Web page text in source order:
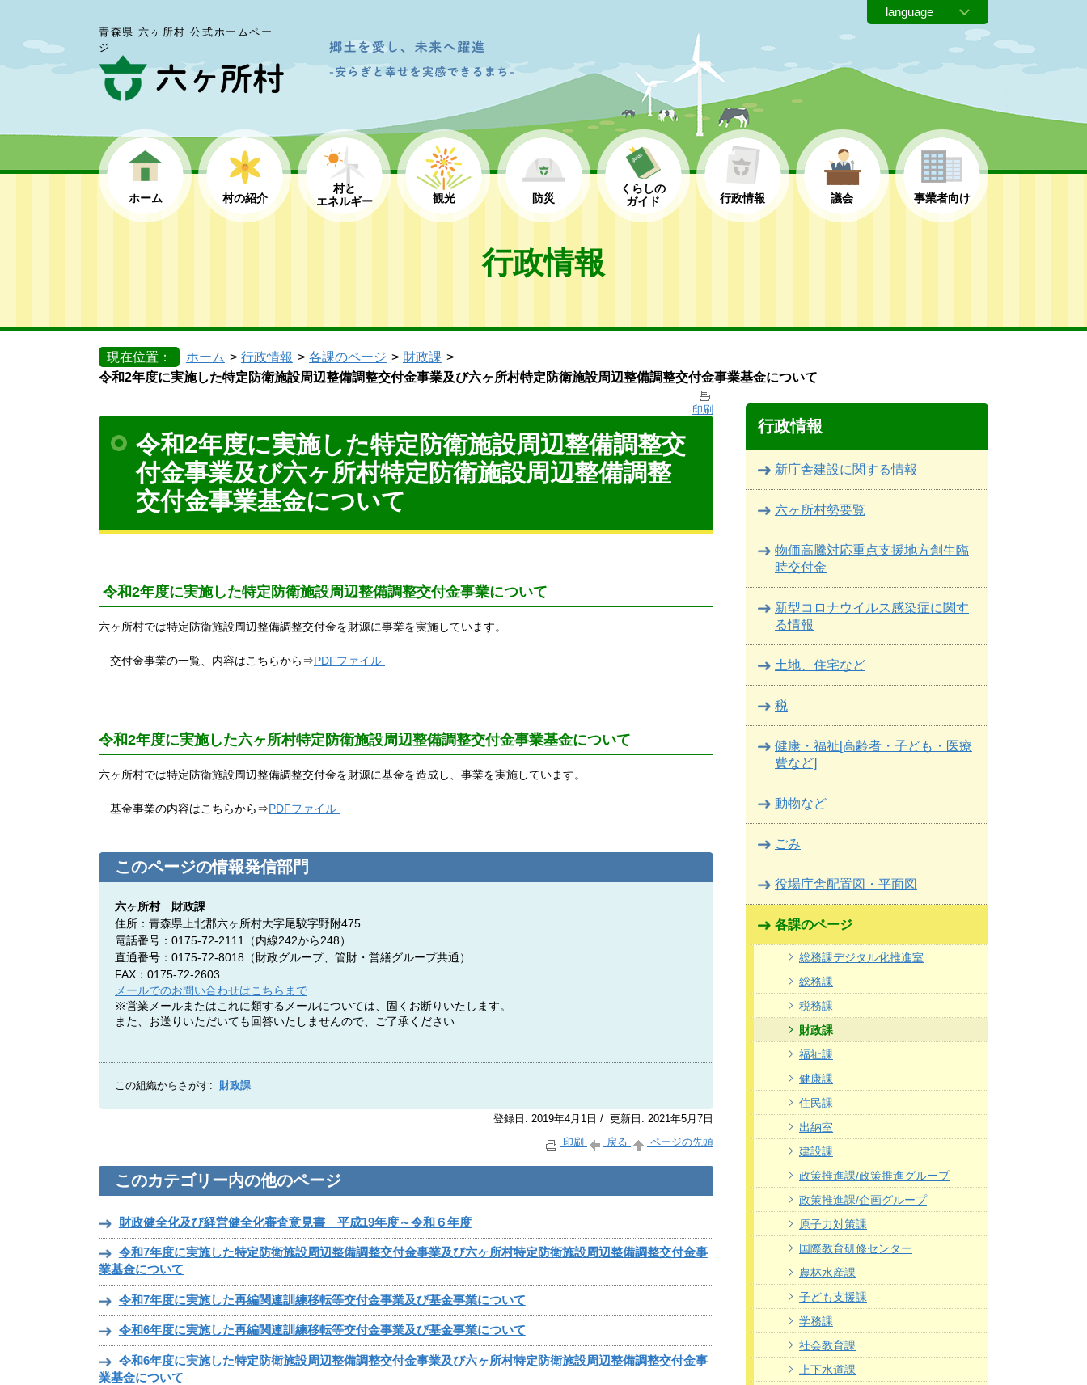
青森県 六ヶ所村 公式ホームペー
ジ
ホーム 村の紹介
村と
エネルギー
観光 防災
くらしの
ガイド
行政情報 議会 事業者向け
行政情報
現在位置： ホーム 行政情報 各課のページ
財政課
令和2年度に実施した特定防衛施設周辺整備調整交付金事業及び六ヶ所村特定防衛施設周辺整備調整交付金事業基金について
行政情報
新庁舎建設に関する情報
六ヶ所村勢要覧
物価高騰対応重点支援地方創生臨
時交付金
新型コロナウイルス感染症に関す
る情報
土地、住宅など
税
健康・福祉[高齢者・子ども・医療
費など]
動物など
ごみ
役場庁舎配置図・平面図
各課のページ
総務課デジタル化推進室
総務課
税務課
財政課
福祉課
健康課
住民課
出納室
建設課
政策推進課/政策推進グループ
政策推進課/企画グループ
原子力対策課
国際教育研修センター
農林水産課
子ども支援課
学務課
社会教育課
上下水道課
印刷
令和2年度に実施した特定防衛施設周辺整備調整交
付金事業及び六ヶ所村特定防衛施設周辺整備調整
交付金事業基金について
令和2年度に実施した特定防衛施設周辺整備調整交付金事業について
六ヶ所村では特定防衛施設周辺整備調整交付金を財源に事業を実施しています。
交付金事業の一覧、内容はこちらから⇒PDFファイル
令和2年度に実施した六ヶ所村特定防衛施設周辺整備調整交付金事業基金について
六ヶ所村では特定防衛施設周辺整備調整交付金を財源に基金を造成し、事業を実施しています。
基金事業の内容はこちらから⇒PDFファイル
このページの情報発信部門
六ヶ所村 財政課
住所：青森県上北郡六ヶ所村大字尾駮字野附475
電話番号：0175-72-2111（内線242から248）
直通番号：0175-72-8018（財政グループ、管財・営繕グループ共通）
FAX：0175-72-2603
メールでのお問い合わせはこちらまで
※営業メールまたはこれに類するメールについては、固くお断りいたします。
また、お送りいただいても回答いたしませんので、ご了承ください
この組織からさがす: 財政課
登録日: 2019年4月1日 / 更新日: 2021年5月7日
印刷
戻る ページの先頭
このカテゴリー内の他のページ
財政健全化及び経営健全化審査意見書 平成19年度～令和６年度
令和7年度に実施した特定防衛施設周辺整備調整交付金事業及び六ヶ所村特定防衛施設周辺整備調整交付金事
業基金について
令和7年度に実施した再編関連訓練移転等交付金事業及び基金事業について
令和6年度に実施した再編関連訓練移転等交付金事業及び基金事業について
令和6年度に実施した特定防衛施設周辺整備調整交付金事業及び六ヶ所村特定防衛施設周辺整備調整交付金事
業基金について